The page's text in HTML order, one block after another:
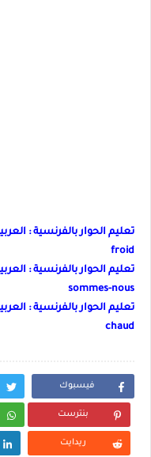
froid
sommes-nous
chaud
فيسبوك
بنترست
ريدايت